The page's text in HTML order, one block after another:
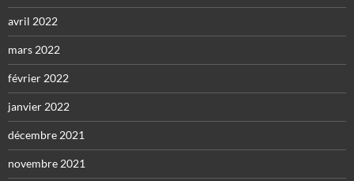
avril 2022
mars 2022
février 2022
janvier 2022
décembre 2021
novembre 2021